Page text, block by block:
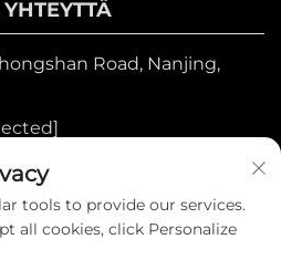
Road, Nanjing,
tools to provide our services.
all cookies, click Personalize